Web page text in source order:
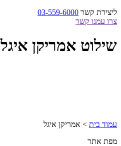
ליצירת קשר 03-559-6000
צרו עמנו קשר
שילוט אמריקן איגל
עמוד בית > אמריקן איגל
מפת אתר